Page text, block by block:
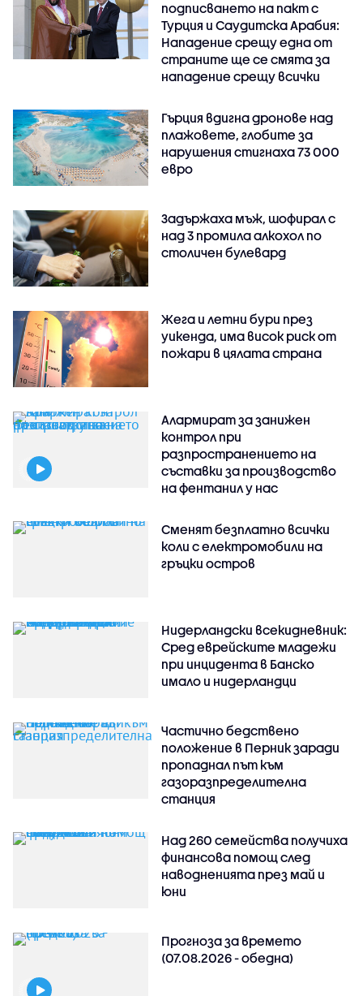
подписването на пакт с
Турция и Саудитска Арабия:
Нападение срещу една от
страните ще се смята за
нападение срещу всички
Гърция вдигна дронове над
плажовете, глобите за
нарушения стигнаха 73 000
евро
Задържаха мъж, шофирал с
над 3 промила алкохол по
столичен булевард
Жега и летни бури през
уикенда, има висок риск от
пожари в цялата страна
Алармират за занижен
контрол при
разпространението на
съставки за производство
на фентанил у нас
Сменят безплатно всички
коли с електромобили на
гръцки остров
Нидерландски всекидневник:
Сред еврейските младежи
при инцидента в Банско
имало и нидерландци
Частично бедствено
положение в Перник заради
пропаднал път към
газоразпределителна
станция
Над 260 семейства получиха
финансова помощ след
наводненията през май и
юни
Прогноза за времето
(07.08.2026 - обедна)